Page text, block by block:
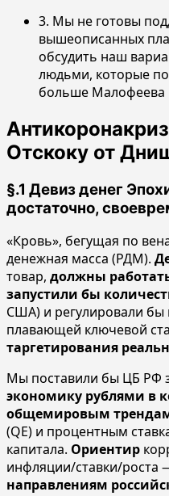
3. Мы не готовы
вышеописанных
обсудить наш
людьми, которые
больше Малофеева
Отскоку от
§.1 Девиз денег
достаточно,
«Кровь», бегущая по
денежная масса (РДМ).
товар, должны
запустили бы
США) и регулировали
плавающей ключевой
таргетирования
Мы поставили бы ЦБ РФ
экономику рублями в
общемировым
(QE) и процентным
капитала. Ориентир
инфляции/ставки/роста
направлениям